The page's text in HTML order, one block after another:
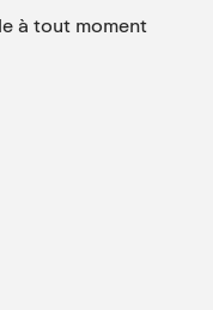
à tout moment